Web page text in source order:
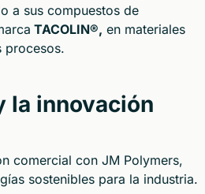
a sus compuestos de
TACOLIN®, en materiales
procesos.
la innovación
comercial con JM Polymers,
sostenibles para la industria.